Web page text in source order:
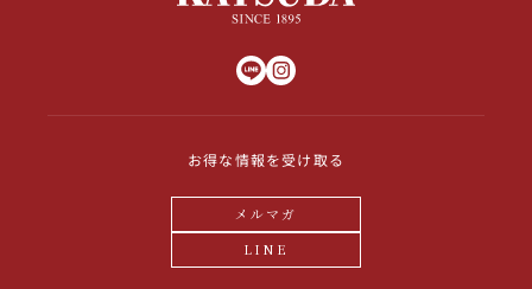
お得な情報を受け取る
メルマガ
LINE